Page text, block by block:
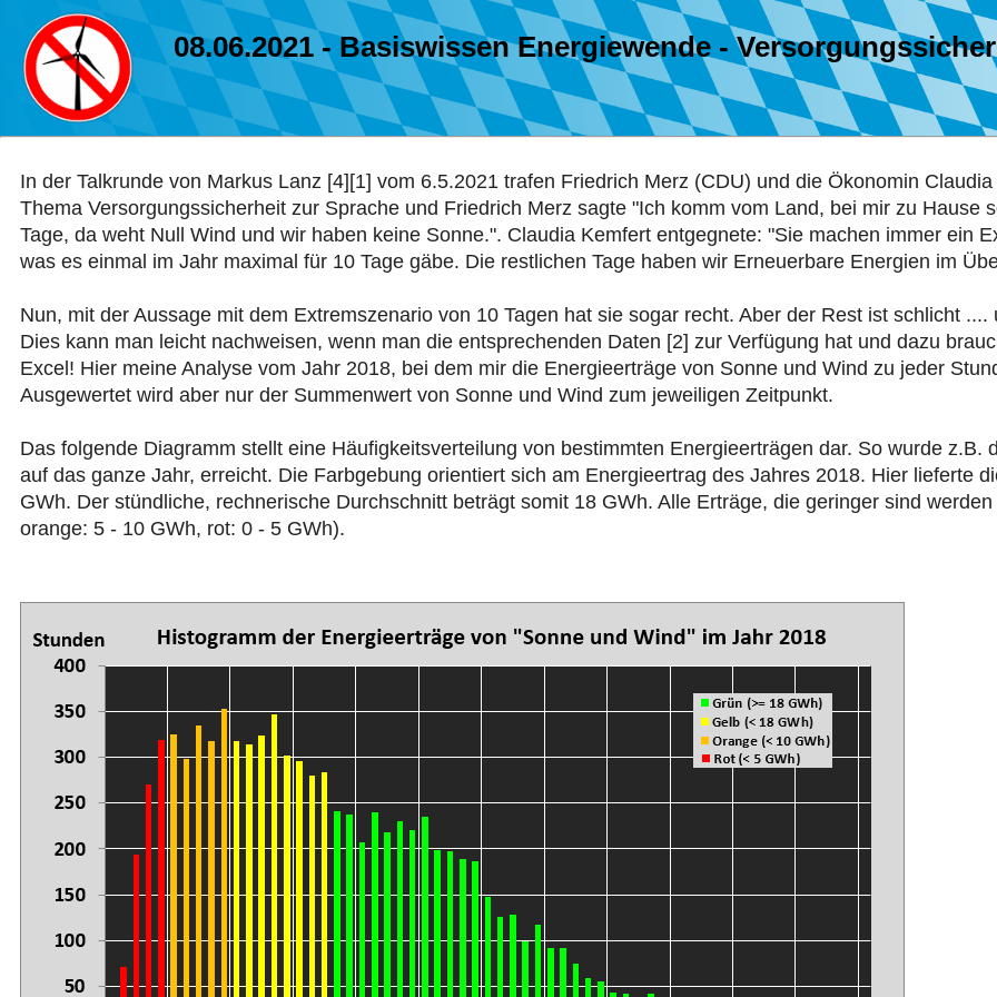
08.06.2021 - Basiswissen Energiewende -
In der Talkrunde von Markus Lanz [4][1] vom 6.5.2021 trafen Friedrich Merz (CDU) und die Ökonomin
Thema Versorgungssicherheit zur Sprache und Friedrich Merz sagte "Ich komm vom Land, bei mir zu Hause
Tage, da weht Null Wind und wir haben keine Sonne.". Claudia Kemfert entgegnete: "Sie machen immer ein
was es einmal im Jahr maximal für 10 Tage gäbe. Die restlichen Tage haben wir Erneuerbare Energien im
Nun, mit der Aussage mit dem Extremszenario von 10 Tagen hat sie sogar recht. Aber der Rest ist schlicht ....
Dies kann man leicht nachweisen, wenn man die entsprechenden Daten [2] zur Verfügung hat und dazu
Excel! Hier meine Analyse vom Jahr 2018, bei dem mir die Energieerträge von Sonne und Wind zu jeder
Ausgewertet wird aber nur der Summenwert von Sonne und Wind zum jeweiligen Zeitpunkt.
Das folgende Diagramm stellt eine Häufigkeitsverteilung von bestimmten Energieerträgen dar. So wurde z.B.
auf das ganze Jahr, erreicht. Die Farbgebung orientiert sich am Energieertrag des Jahres 2018. Hier lieferte
GWh. Der stündliche, rechnerische Durchschnitt beträgt somit 18 GWh. Alle Erträge, die geringer sind
orange: 5 - 10 GWh, rot: 0 - 5 GWh).